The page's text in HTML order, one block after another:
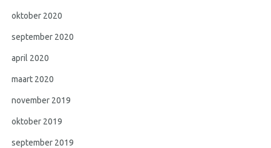
oktober 2020
september 2020
april 2020
maart 2020
november 2019
oktober 2019
september 2019